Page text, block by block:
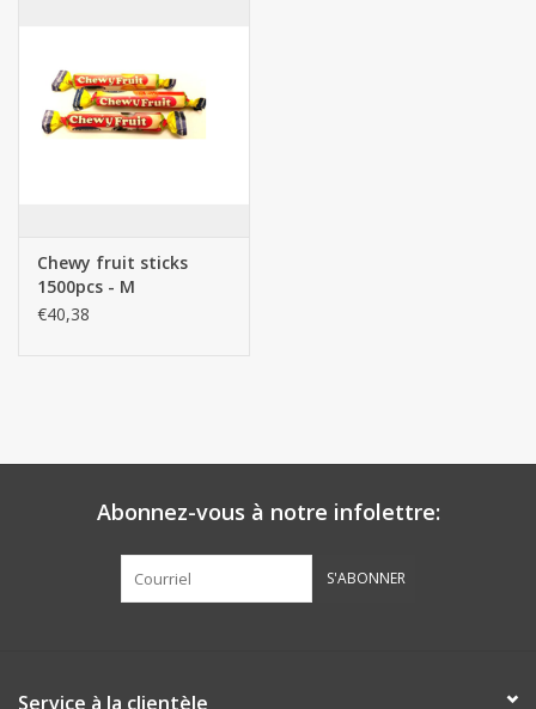
Chewy fruit sticks
1500pcs - M
€40,38
Abonnez-vous à notre infolettre:
S'ABONNER
Service à la clientèle